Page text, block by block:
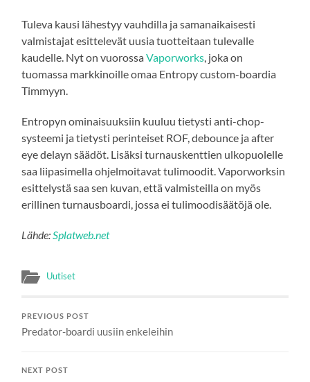
Tuleva kausi lähestyy vauhdilla ja samanaikaisesti
valmistajat esittelevät uusia tuotteitaan tulevalle
kaudelle. Nyt on vuorossaVaporworks , joka on
tuomassa markkinoille omaa Entropy custom-boardia
Timmyyn.
Entropyn ominaisuuksiin kuuluu tietysti anti-chop-
systeemi ja tietysti perinteiset ROF, debounce ja after
eye delayn säädöt. Lisäksi turnauskenttien ulkopuolelle
saa liipasimella ohjelmoitavat tulimoodit. Vaporworksin
esittelystä saa sen kuvan, että valmisteilla on myös
erillinen turnausboardi, jossa ei tulimoodisäätöjä ole.
Lähde: Splatweb.net
Uutiset
PREVIOUS POST
Predator-boardi uusiin enkeleihin
NEXT POST